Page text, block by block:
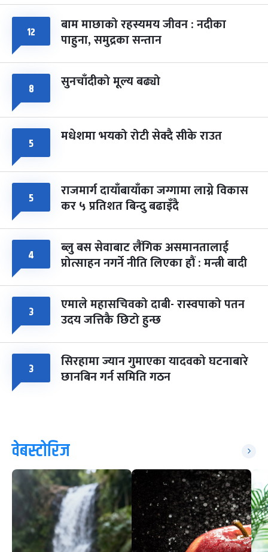
८ फागुपूर्णिमा
चैत्र ८, २०८३-Mar 22, 2027
७ महिना बाँकी
१२ बाम माछाको रहस्यमय जीवन : नदीका
पाहुना, समुद्रका सन्तान
८ सुनचाँदीको मूल्य बढ्यो
५ मधेशमा भयको रोटी सेक्दै सीके राउत
५ राजमार्ग दायाँबायाँका जग्गामा लाग्ने विकास
कर ५ प्रतिशत बिन्दु बढाइँदै
४ ब्लु बस सेवाबाट लैंगिक असमानतालाई
प्रोत्साहन नगर्ने नीति लिएका हौं : मन्त्री बादी
३ एमाले महासचिवको दाबी- रास्वपाको पतन
उदय जत्तिकै छिटो हुन्छ
३ सिरहामा ज्यान गुमाएका यादवको घटनाबारे
छानबिन गर्न समिति गठन
वेबस्टोरिज